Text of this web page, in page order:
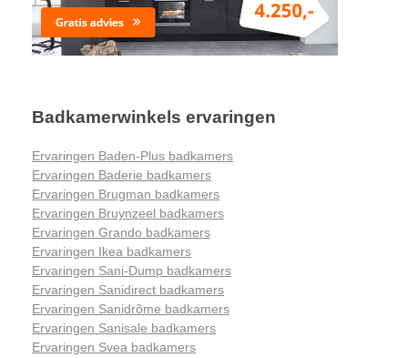
Badkamerwinkels ervaringen
Ervaringen Baden-Plus badkamers
Ervaringen Baderie badkamers
Ervaringen Brugman badkamers
Ervaringen Bruynzeel badkamers
Ervaringen Grando badkamers
Ervaringen Ikea badkamers
Ervaringen Sani-Dump badkamers
Ervaringen Sanidirect badkamers
Ervaringen Sanidrõme badkamers
Ervaringen Sanisale badkamers
Ervaringen Svea badkamers